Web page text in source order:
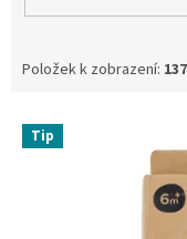
Položek k zobrazení:
V Tip